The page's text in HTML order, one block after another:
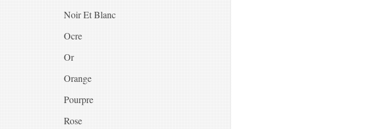
Noir Et Blanc
Ocre
Or
Orange
Pourpre
Rose